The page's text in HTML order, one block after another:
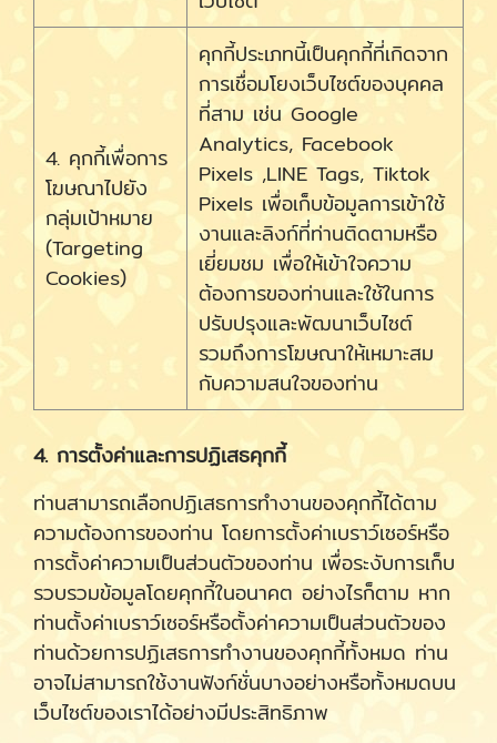
4. คุกกี้เพื่อการ
โฆษณาไปยัง
กลุ่มเป้าหมาย
(Targeting
Cookies)
คุกกี้ประเภทนี้เป็นคุกกี้ที่เกิดจาก
การเชื่อมโยงเว็บไซต์ของบุคคล
ที่สาม เช่น Google
Analytics, Facebook
Pixels ,LINE Tags, Tiktok
Pixels เพื่อเก็บข้อมูลการเข้าใช้
งานและลิงก์ที่ท่านติดตามหรือ
เยี่ยมชม เพื่อให้เข้าใจความ
ต้องการของท่านและใช้ในการ
ปรับปรุงและพัฒนาเว็บไซต์
รวมถึงการโฆษณาให้เหมาะสม
กับความสนใจของท่าน
4. การตั้งค่าและการปฏิเสธคุกกี้
ท่านสามารถเลือกปฏิเสธการทำงานของคุกกี้ได้ตาม
ความต้องการของท่าน โดยการตั้งค่าเบราว์เซอร์หรือ
การตั้งค่าความเป็นส่วนตัวของท่าน เพื่อระงับการเก็บ
รวบรวมข้อมูลโดยคุกกี้ในอนาคต อย่างไรก็ตาม หาก
ท่านตั้งค่าเบราว์เซอร์หรือตั้งค่าความเป็นส่วนตัวของ
ท่านด้วยการปฏิเสธการทำงานของคุกกี้ทั้งหมด ท่าน
อาจไม่สามารถใช้งานฟังก์ชั่นบางอย่างหรือทั้งหมดบน
เว็บไซต์ของเราได้อย่างมีประสิทธิภาพ